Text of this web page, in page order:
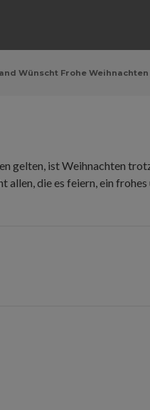
Wünscht Frohe Weihnachten
gelten, ist Weihnachten
die es feiern, ein frohes